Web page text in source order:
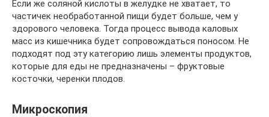
Если же соляной кислоты в желудке не хватает, то
частичек необработанной пищи будет больше, чем у
здорового человека. Тогда процесс вывода каловых
масс из кишечника будет сопровождаться поносом. Не
подходят под эту категорию лишь элементы продуктов,
которые для еды не предназначены – фруктовые
косточки, черенки плодов.
Микроскопия